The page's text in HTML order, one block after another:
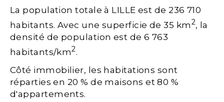
La population totale à LILLE est de 236 710
habitants. Avec une superficie de 35 km2, la
densité de population est de 6 763
habitants/km2.
Côté immobilier, les habitations sont
réparties en 20 % de maisons et 80 %
d'appartements.